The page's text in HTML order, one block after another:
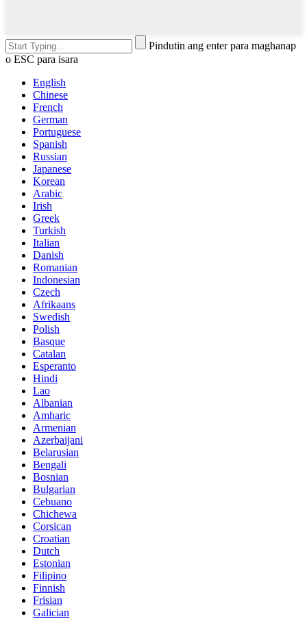
Pindutin ang enter para maghanap
o ESC para isara
English
Chinese
French
German
Portuguese
Spanish
Russian
Japanese
Korean
Arabic
Irish
Greek
Turkish
Italian
Danish
Romanian
Indonesian
Czech
Afrikaans
Swedish
Polish
Basque
Catalan
Esperanto
Hindi
Lao
Albanian
Amharic
Armenian
Azerbaijani
Belarusian
Bengali
Bosnian
Bulgarian
Cebuano
Chichewa
Corsican
Croatian
Dutch
Estonian
Filipino
Finnish
Frisian
Galician